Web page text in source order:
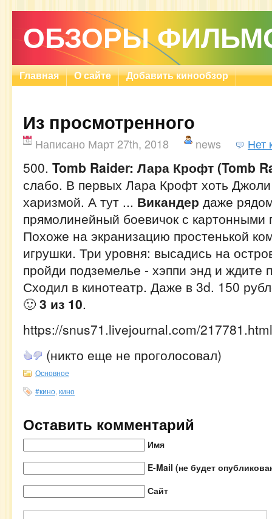
ОБЗОРЫ
Главная О сайте Добавить кинообзор
Из просмотренного
Написано Март 27th, 2018 news Нет
500. Tomb Raider: Лара Крофт (Tomb
слабо. В первых Лара Крофт хоть
харизмой. А тут ... Викандер даже
прямолинейный боевичок с
Похоже на экранизацию простенькой
игрушки. Три уровня: высадись на
пройди подземелье - хэппи энд и ждите
Сходил в кинотеатр. Даже в 3d. 150
🙂 3 из 10.
https://snus71.livejournal.com/217781.html
(никто еще не проголосовал)
Основное
#кино кино
Оставить комментарий
Имя
E-Mail (не будет
Сайт